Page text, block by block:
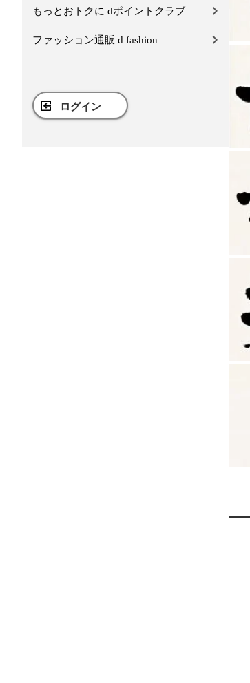
もっとおトクに dポイントクラブ
ファッション通販 d fashion
ログイン